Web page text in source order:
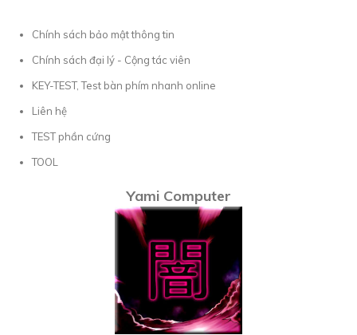
Chính sách bảo mật thông tin
Chính sách đại lý - Cộng tác viên
KEY-TEST, Test bàn phím nhanh online
Liên hệ
TEST phần cứng
TOOL
Yami Computer